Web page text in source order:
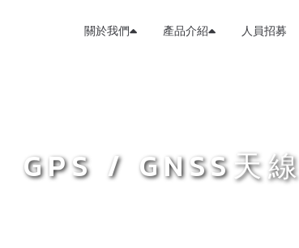
關於我們 產品介紹 人員招募
GPS / GNSS天線